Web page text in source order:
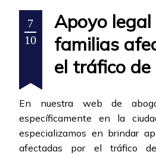
7
10
Apoyo
familias
el tráfico de
En nuestra web de
específicamente en la
especializamos en brindar
afectadas por el tráfico